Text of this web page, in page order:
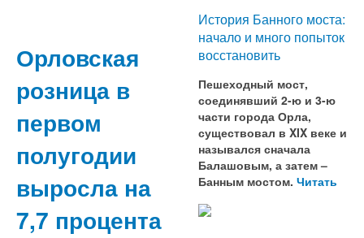
Орловская
розница в
первом
полугодии
выросла на
7,7 процента
История Банного моста:
начало и много попыток
восстановить
Пешеходный мост,
соединявший 2-ю и 3-ю
части города Орла,
существовал в XIX веке и
назывался сначала
Балашовым, а затем –
Банным мостом. Читать